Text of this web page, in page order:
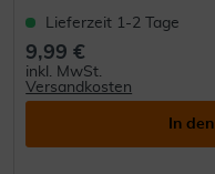
Lieferzeit 1-2 Tage
9,99 €
inkl. MwSt.
Versandkosten
In den